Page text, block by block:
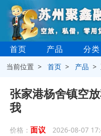
首页 产品 分类
当前位置 >首页 > 产品 >
张家港杨舍镇空
我
价格： 面议 2026-08-07